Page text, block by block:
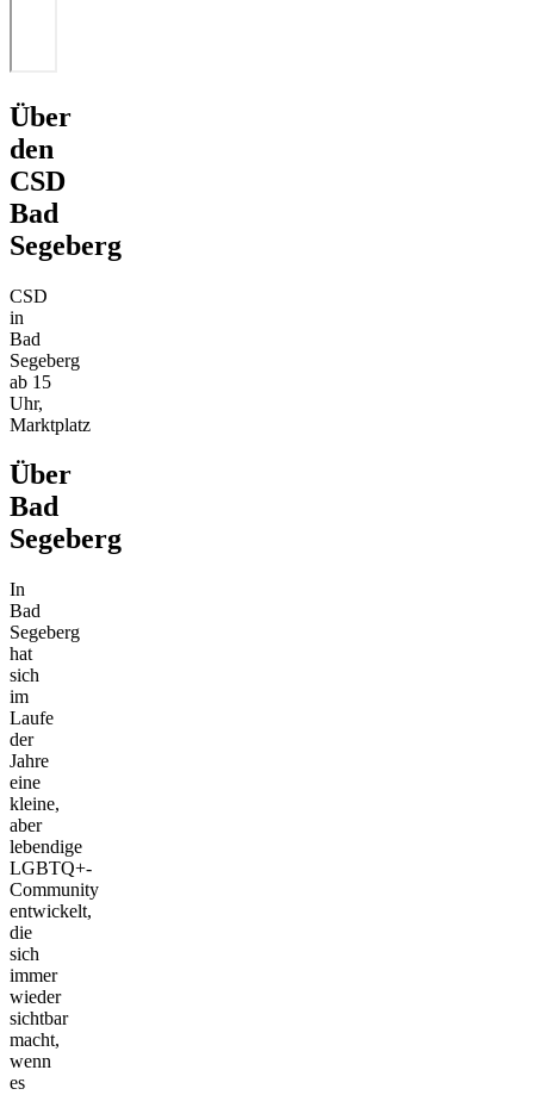
Über
den
CSD
Bad
Segeberg
CSD
in
Bad
Segeberg
ab 15
Uhr,
Marktplatz
Über
Bad
Segeberg
In
Bad
Segeberg
hat
sich
im
Laufe
der
Jahre
eine
kleine,
aber
lebendige
LGBTQ+-
Community
entwickelt,
die
sich
immer
wieder
sichtbar
macht,
wenn
es